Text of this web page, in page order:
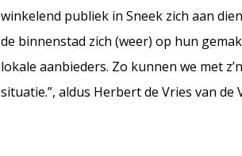
winkelend publiek in Sneek zich aan
de binnenstad zich (weer) op hun
lokale aanbieders. Zo kunnen we met
situatie.”, aldus Herbert de Vries van